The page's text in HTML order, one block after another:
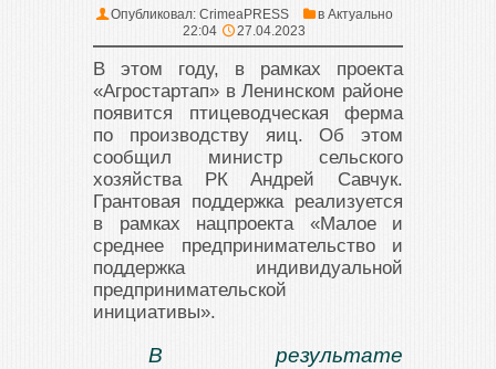
Опубликовал: CrimeaPRESS в Актуально
22:04
27.04.2023
В этом году, в рамках проекта
«Агростартап» в Ленинском районе
появится птицеводческая ферма
по производству яиц. Об этом
сообщил министр сельского
хозяйства РК Андрей Савчук.
Грантовая поддержка реализуется
в рамках нацпроекта «Малое и
среднее предпринимательство и
поддержка индивидуальной
предпринимательской
инициативы».
В результате